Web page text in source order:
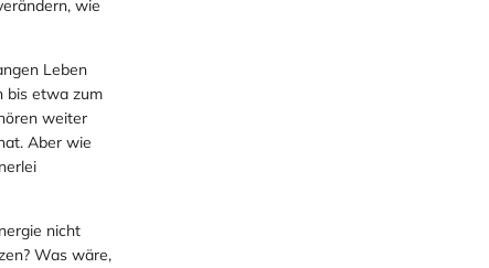
wie
Leben
bis etwa zum
weiter
Aber wie
nicht
Was wäre,